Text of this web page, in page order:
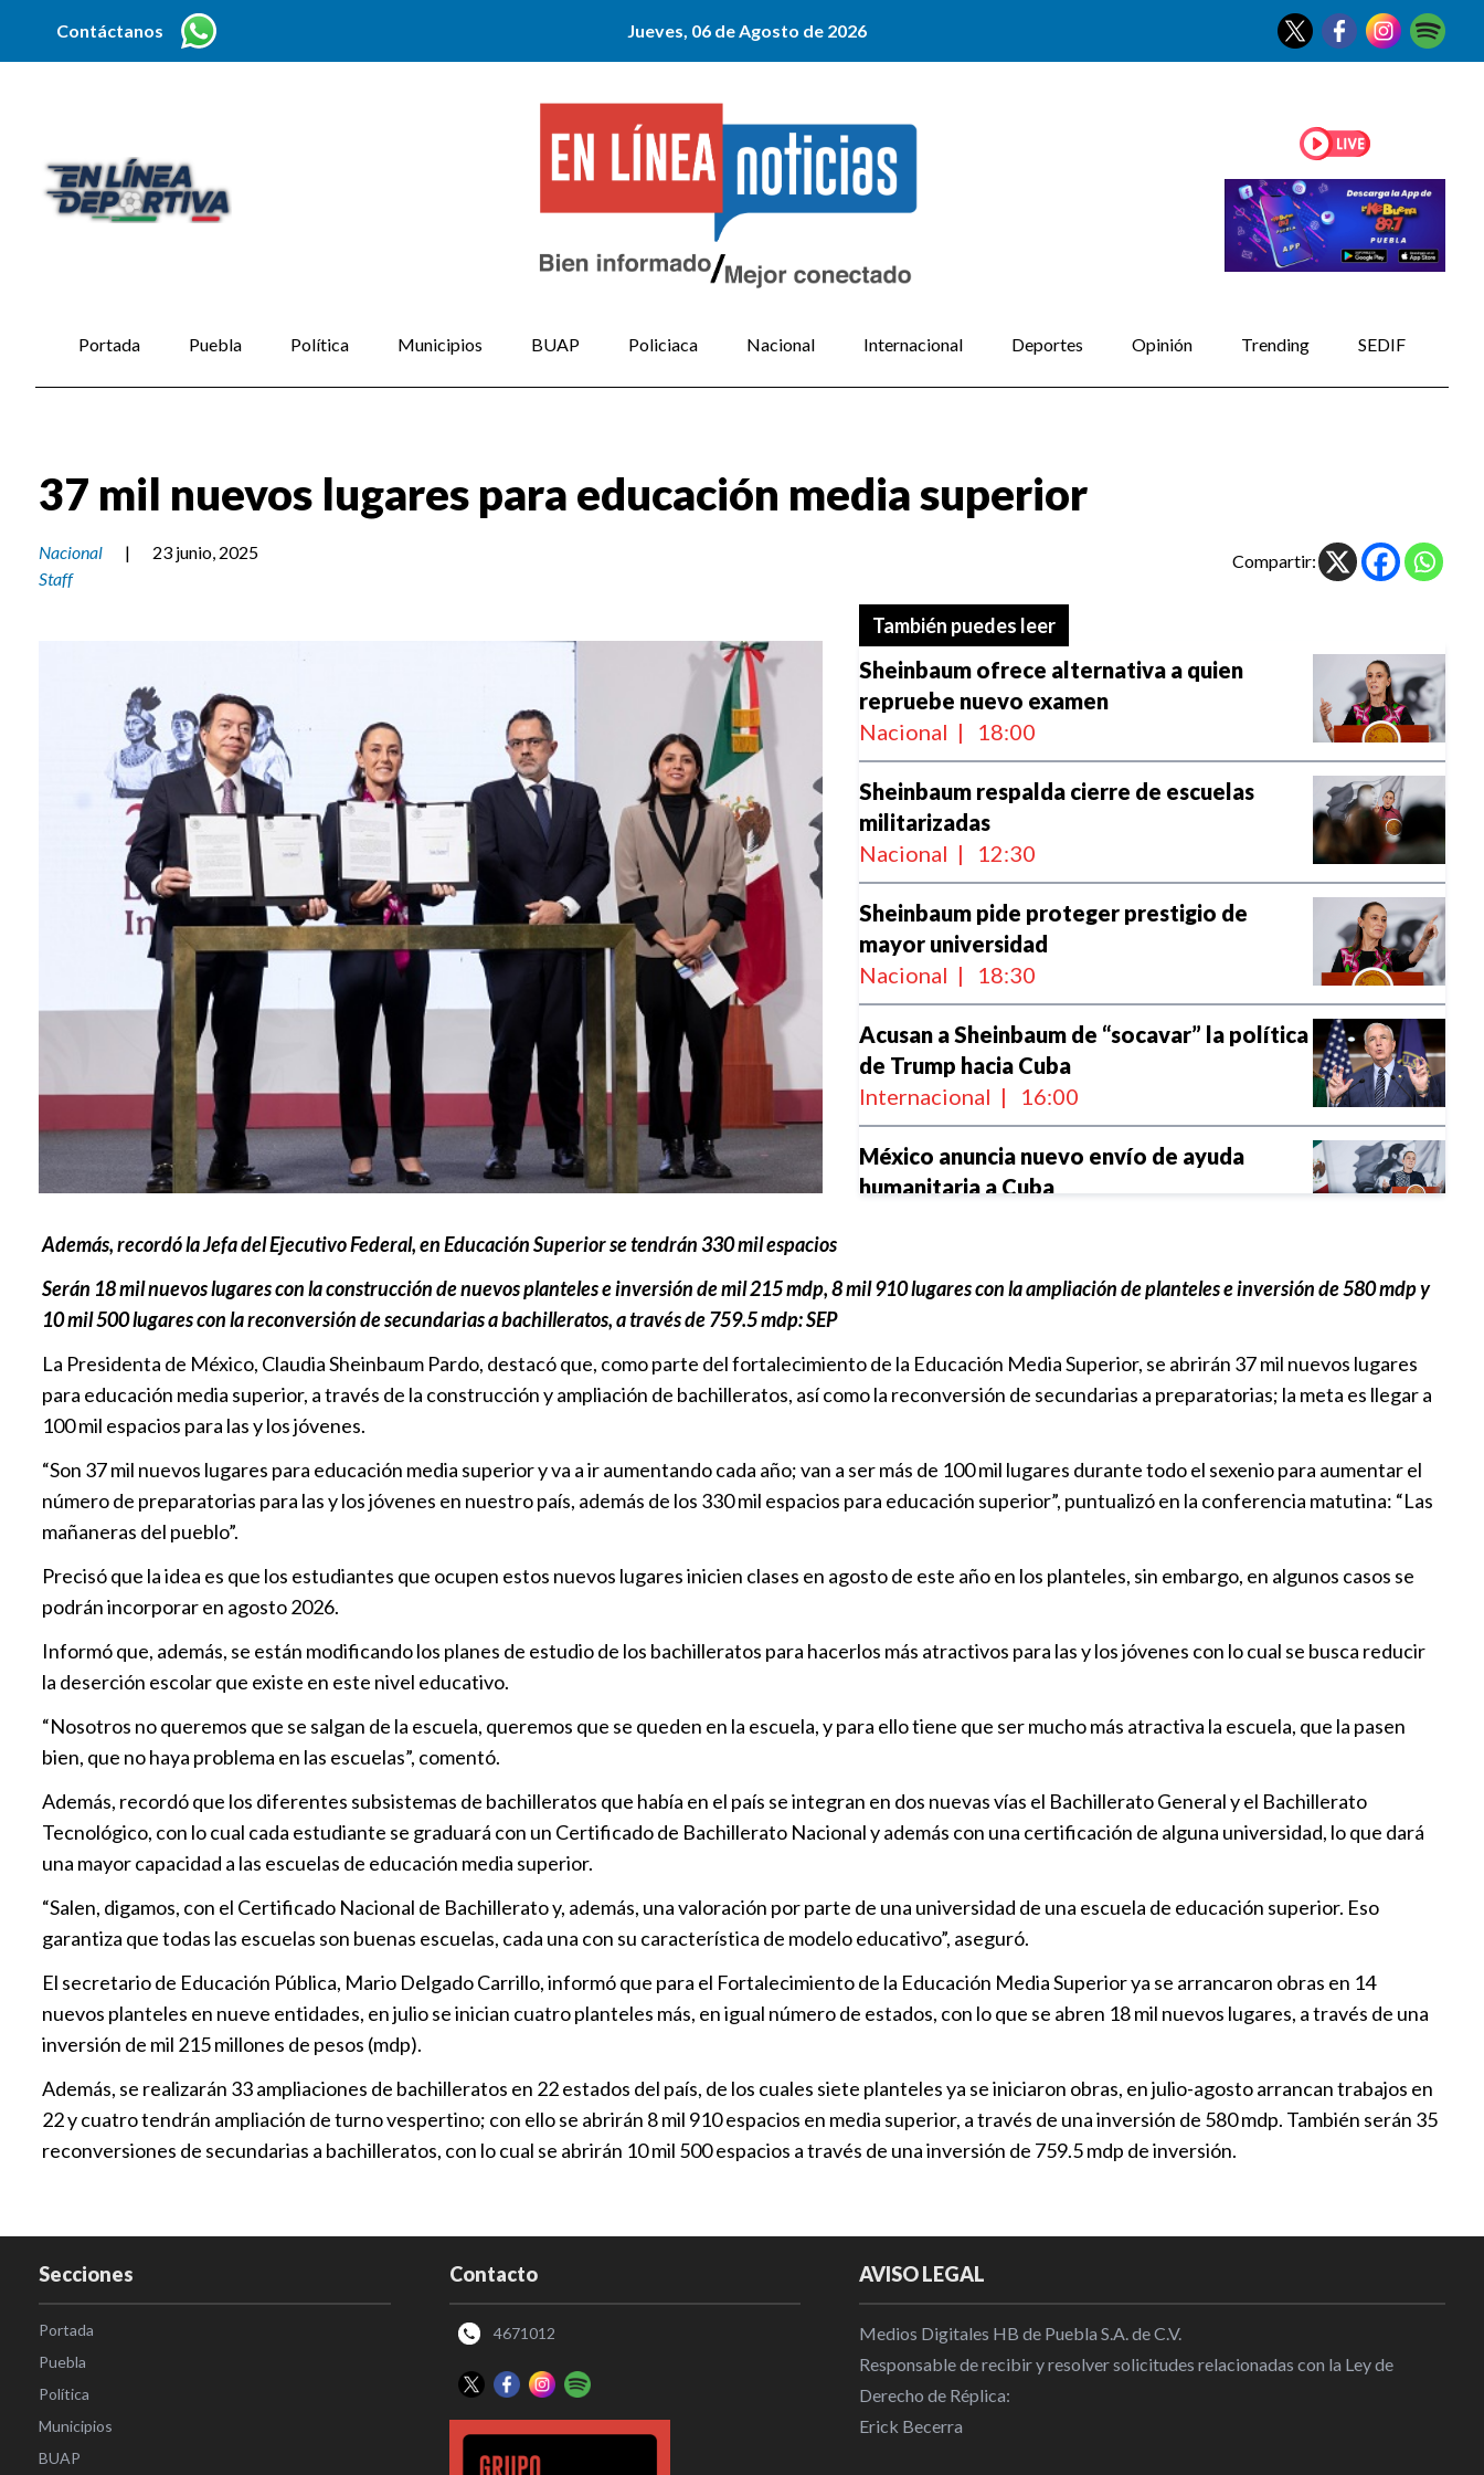
Contáctanos Jueves, 06 de Agosto de 2026
Portada Puebla Política Municipios BUAP Policiaca Nacional Internacional Deportes Opinión Trending SEDIF
37 mil nuevos lugares para educación media superior
Nacional |
23 junio, 2025
Staff
Compartir:
También puedes leer
Sheinbaum ofrece alternativa a quien
repruebe nuevo examen
Nacional | 18:00
Sheinbaum respalda cierre de escuelas
militarizadas
Nacional | 12:30
Sheinbaum pide proteger prestigio de
mayor universidad
Nacional | 18:30
Acusan a Sheinbaum de “socavar” la política
de Trump hacia Cuba
Internacional | 16:00
México anuncia nuevo envío de ayuda
humanitaria a Cuba
Vídeo del Cartel sobre matanza de diez
personas “no es real”
Impulsan expansión educativa en Puebla
Fin de ciclo escolar: becas, obras y clases
Nacional | 22:00
programa “Vive Saludable”
relación con Perú
Nacional
Además, recordó la Jefa del Ejecutivo Federal, en Educación Superior se tendrán 330 mil espacios
Serán 18 mil nuevos lugares con la construcción de nuevos planteles e inversión de mil 215 mdp, 8 mil 910 lugares con la ampliación de planteles e inversión de 580 mdp y
10 mil 500 lugares con la reconversión de secundarias a bachilleratos, a través de 759.5 mdp: SEP
La Presidenta de México, Claudia Sheinbaum Pardo, destacó que, como parte del fortalecimiento de la Educación Media Superior, se abrirán 37 mil nuevos lugares
para educación media superior, a través de la construcción y ampliación de bachilleratos, así como la reconversión de secundarias a preparatorias; la meta es llegar a
100 mil espacios para las y los jóvenes.
“Son 37 mil nuevos lugares para educación media superior y va a ir aumentando cada año; van a ser más de 100 mil lugares durante todo el sexenio para aumentar el
número de preparatorias para las y los jóvenes en nuestro país, además de los 330 mil espacios para educación superior”, puntualizó en la conferencia matutina: “Las
mañaneras del pueblo”.
Precisó que la idea es que los estudiantes que ocupen estos nuevos lugares inicien clases en agosto de este año en los planteles, sin embargo, en algunos casos se
podrán incorporar en agosto 2026.
Informó que, además, se están modificando los planes de estudio de los bachilleratos para hacerlos más atractivos para las y los jóvenes con lo cual se busca reducir
la deserción escolar que existe en este nivel educativo.
“Nosotros no queremos que se salgan de la escuela, queremos que se queden en la escuela, y para ello tiene que ser mucho más atractiva la escuela, que la pasen
bien, que no haya problema en las escuelas”, comentó.
Además, recordó que los diferentes subsistemas de bachilleratos que había en el país se integran en dos nuevas vías el Bachillerato General y el Bachillerato
Tecnológico, con lo cual cada estudiante se graduará con un Certificado de Bachillerato Nacional y además con una certificación de alguna universidad, lo que dará
una mayor capacidad a las escuelas de educación media superior.
“Salen, digamos, con el Certificado Nacional de Bachillerato y, además, una valoración por parte de una universidad de una escuela de educación superior. Eso
garantiza que todas las escuelas son buenas escuelas, cada una con su característica de modelo educativo”, aseguró.
El secretario de Educación Pública, Mario Delgado Carrillo, informó que para el Fortalecimiento de la Educación Media Superior ya se arrancaron obras en 14
nuevos planteles en nueve entidades, en julio se inician cuatro planteles más, en igual número de estados, con lo que se abren 18 mil nuevos lugares, a través de una
inversión de mil 215 millones de pesos (mdp).
Además, se realizarán 33 ampliaciones de bachilleratos en 22 estados del país, de los cuales siete planteles ya se iniciaron obras, en julio-agosto arrancan trabajos en
22 y cuatro tendrán ampliación de turno vespertino; con ello se abrirán 8 mil 910 espacios en media superior, a través de una inversión de 580 mdp. También serán 35
reconversiones de secundarias a bachilleratos, con lo cual se abrirán 10 mil 500 espacios a través de una inversión de 759.5 mdp de inversión.
Secciones
Portada
Puebla
Política
Municipios
BUAP
Contacto
4671012
AVISO LEGAL
Medios Digitales HB de Puebla S.A. de C.V.
Responsable de recibir y resolver solicitudes relacionadas con la Ley de
Derecho de Réplica:
Erick Becerra